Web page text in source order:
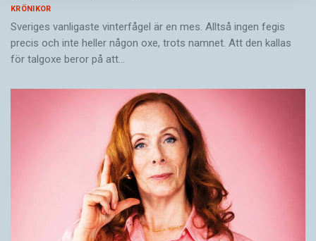
KRÖNIKOR
Sveriges vanligaste vinterfågel är en mes. Alltså ingen fegis
precis och inte heller någon oxe, trots namnet. Att den kallas
för talgoxe beror på att…